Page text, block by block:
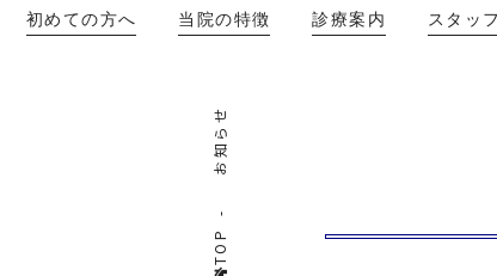
初めての方へ 当院の特徴 診療案内 スタッ
TOP
お知らせ